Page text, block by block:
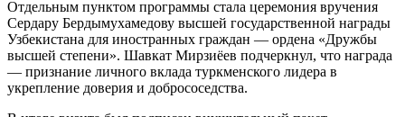
Отдельным пунктом программы стала церемония вручения
Сердару Бердымухамедову высшей государственной награды
Узбекистана для иностранных граждан — ордена «Дружбы
высшей степени». Шавкат Мирзиёев подчеркнул, что награда
— признание личного вклада туркменского лидера в
укрепление доверия и добрососедства.